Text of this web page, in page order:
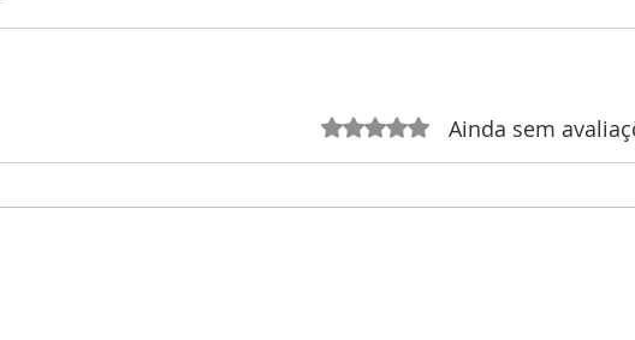
Avaliado com 0 de 5 estrelas.
Ainda sem